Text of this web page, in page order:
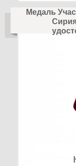
Медаль